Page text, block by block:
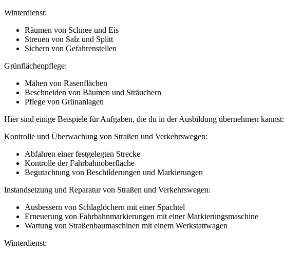
Winterdienst:
Räumen von Schnee und Eis
Streuen von Salz und Splitt
Sichern von Gefahrenstellen
Grünflächenpflege:
Mähen von Rasenflächen
Beschneiden von Bäumen und Sträuchern
Pflege von Grünanlagen
Hier sind einige Beispiele für Aufgaben, die du in der Ausbildung übernehmen kannst:
Kontrolle und Überwachung von Straßen und Verkehrswegen:
Abfahren einer festgelegten Strecke
Kontrolle der Fahrbahnoberfläche
Begutachtung von Beschilderungen und Markierungen
Instandsetzung und Reparatur von Straßen und Verkehrswegen:
Ausbessern von Schlaglöchern mit einer Spachtel
Erneuerung von Fahrbahnmarkierungen mit einer Markierungsmaschine
Wartung von Straßenbaumaschinen mit einem Werkstattwagen
Winterdienst: